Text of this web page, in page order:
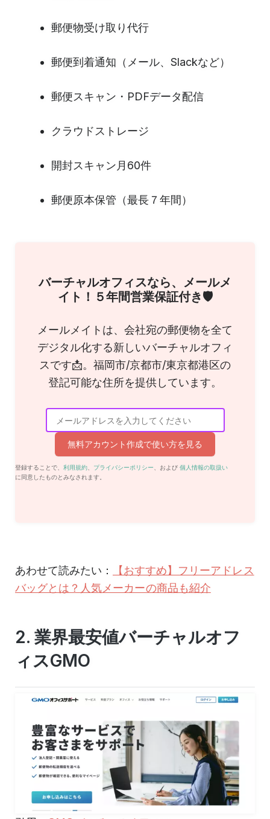
郵便物受け取り代行
郵便到着通知（メール、Slackなど）
郵便スキャン・PDFデータ配信
クラウドストレージ
開封スキャン月60件
郵便原本保管（最長７年間）
バーチャルオフィスなら、メールメ
イト！５年間営業保証付き🛡
メールメイトは、会社宛の郵便物を全て
デジタル化する新しいバーチャルオフィ
スです📩。福岡市/京都市/東京都港区の
登記可能な住所を提供しています。
無料アカウント作成で使い方を見る
登録することで、 利用規約 プライバシーポリシー 、および 個人情報の取扱い
に同意したものとみなされます。
あわせて読みたい：
【おすすめ】フリーアドレス
バッグとは？人気メーカーの商品も紹介
2. 業界最安値バーチャルオフ
ィスGMO